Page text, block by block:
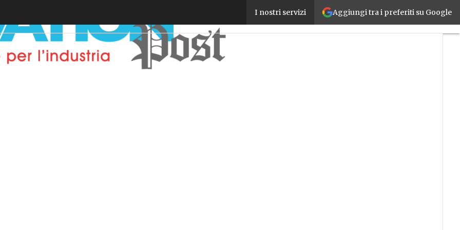
Aggiungi tra i preferiti su Google
I nostri servizi
L’Europa spinge su ricerca e innovazione: quasi